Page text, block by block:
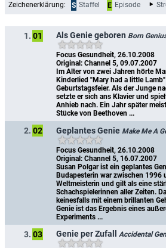
Zeichenerklärung: S Staffel E Episode
1. 01 Als Genie geboren Born
Focus Gesundheit, 26.10.2008
Original: Channel 5, 09.07.2007
Im Alter von zwei Jahren hörte
Kinderlied "Mary had a little
Geburtstagsfeier. Als der Junge
setzte er sich ans Klavier und
Anhieb nach. Ein Jahr später
Stücke von Beethoven ...
2. 02 Geplantes Genie Make Me A
Focus Gesundheit, 26.10.2008
Original: Channel 5, 16.07.2007
Susan Polgar ist ein geplantes
Budapesterin war zwischen 1996
Weltmeisterin und gilt als eine
Schachspielerinnen aller Zeiten.
keinesfalls mit einem brillanten
Genie ist das Ergebnis eines
Experiments ...
3. 03 Genie per Zufall Accidental